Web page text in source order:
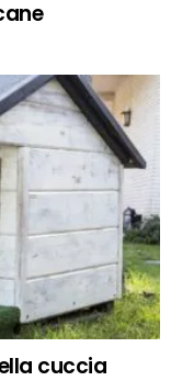
cuccia